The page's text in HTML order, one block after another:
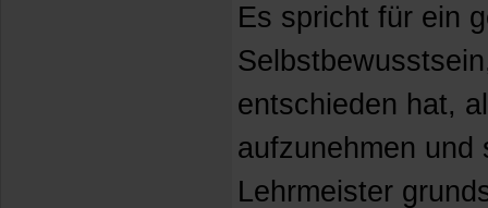
Es spricht für ein
entschieden hat,
aufzunehmen und
Lehrmeister